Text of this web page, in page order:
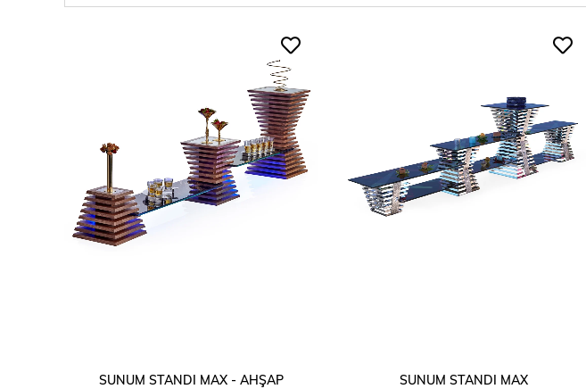
SUNUM STANDI MAX - AHŞAP SUNUM STANDI MAX